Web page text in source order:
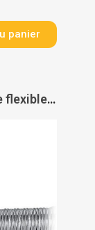
panier
Réduction inox 304 pour tubage flexible inox - TEN